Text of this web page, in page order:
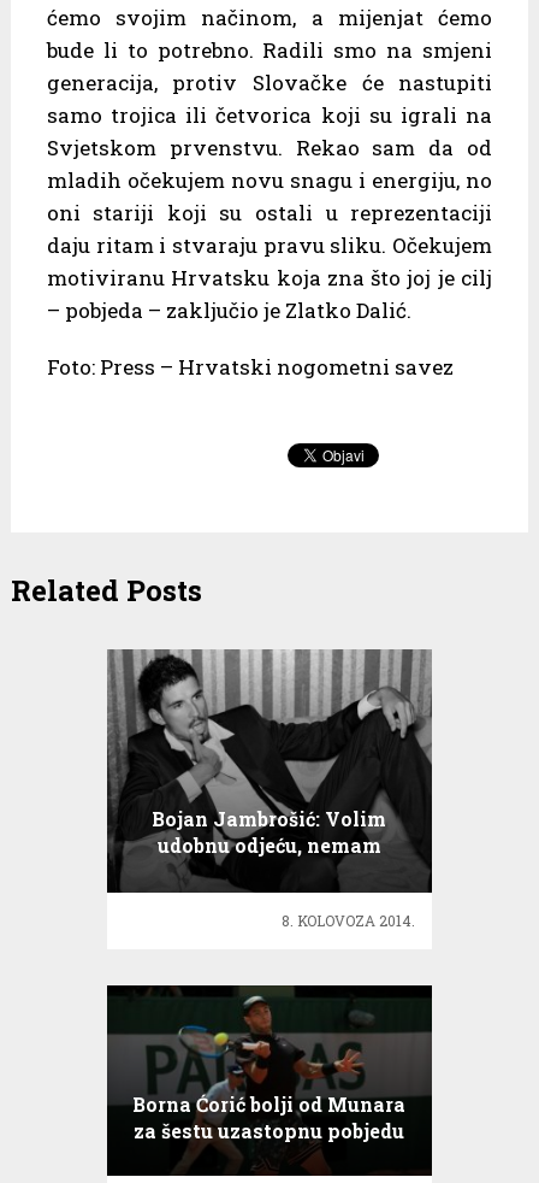
ćemo svojim načinom, a mijenjat ćemo
bude li to potrebno. Radili smo na smjeni
generacija, protiv Slovačke će nastupiti
samo trojica ili četvorica koji su igrali na
Svjetskom prvenstvu. Rekao sam da od
mladih očekujem novu snagu i energiju, no
oni stariji koji su ostali u reprezentaciji
daju ritam i stvaraju pravu sliku. Očekujem
motiviranu Hrvatsku koja zna što joj je cilj
– pobjeda – zaključio je Zlatko Dalić.
Foto: Press – Hrvatski nogometni savez
Related Posts
Bojan Jambrošić: Volim
udobnu odjeću, nemam
8. KOLOVOZA 2014.
Borna Ćorić bolji od Munara
za šestu uzastopnu pobjedu
u Halleu